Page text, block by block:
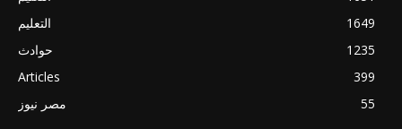
التعليم
1649
حوادث
1235
Articles
399
مصر نيوز
55